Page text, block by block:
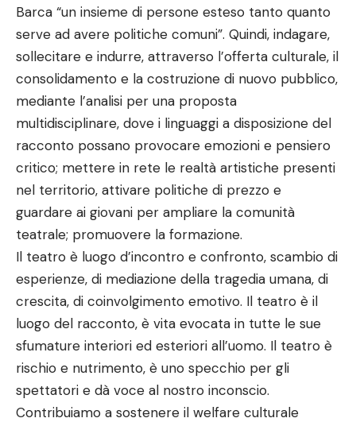
Barca “un insieme di persone esteso tanto quanto
serve ad avere politiche comuni”. Quindi, indagare,
sollecitare e indurre, attraverso l’offerta culturale, il
consolidamento e la costruzione di nuovo pubblico,
mediante l’analisi per una proposta
multidisciplinare, dove i linguaggi a disposizione del
racconto possano provocare emozioni e pensiero
critico; mettere in rete le realtà artistiche presenti
nel territorio, attivare politiche di prezzo e
guardare ai giovani per ampliare la comunità
teatrale; promuovere la formazione.
Il teatro è luogo d’incontro e confronto, scambio di
esperienze, di mediazione della tragedia umana, di
crescita, di coinvolgimento emotivo. Il teatro è il
luogo del racconto, è vita evocata in tutte le sue
sfumature interiori ed esteriori all’uomo. Il teatro è
rischio e nutrimento, è uno specchio per gli
spettatori e dà voce al nostro inconscio.
Contribuiamo a sostenere il welfare culturale